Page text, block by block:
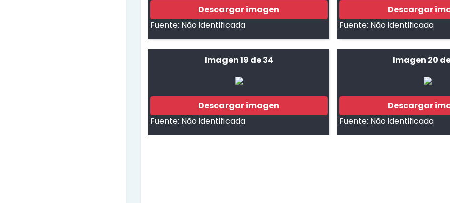
Descargar imagen
Fuente: Não identificada
Descargar
Fuente: Não identificada
Imagen 19 de 34
Descargar imagen
Fuente: Não identificada
Imagen 20
Descargar
Fuente: Não identificada